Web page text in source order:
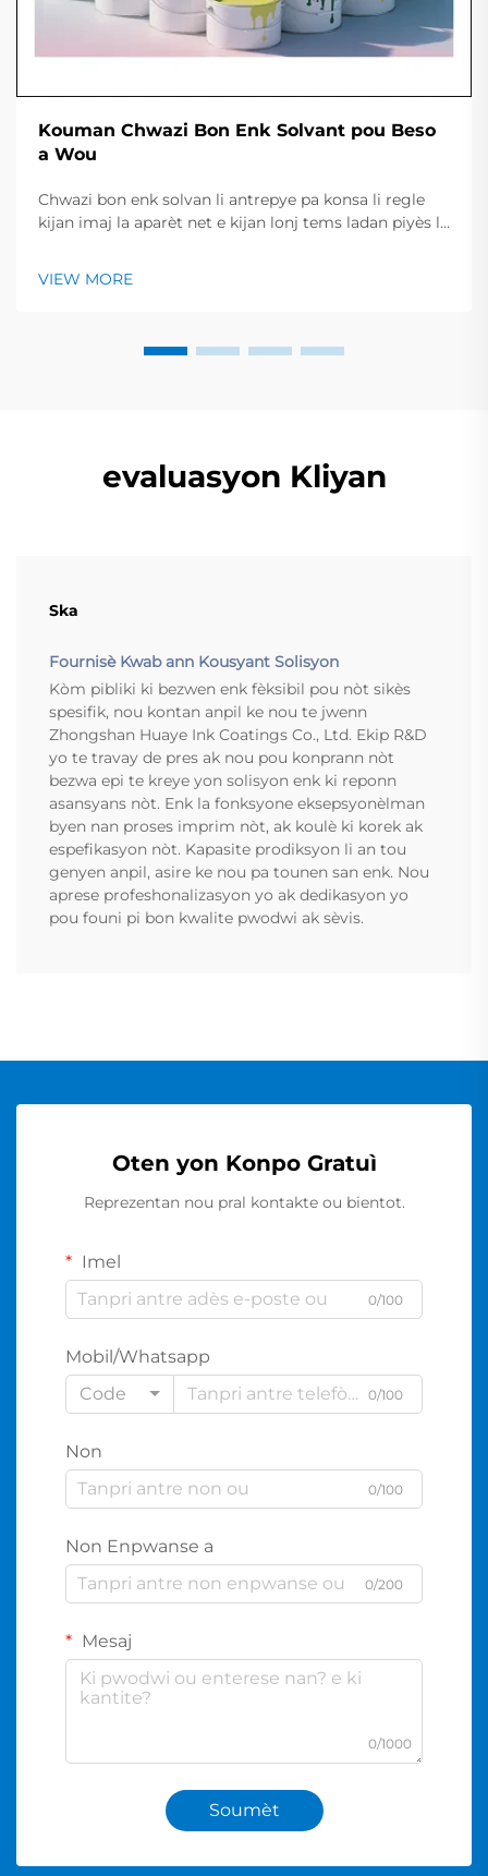
Kouman Chwazi Bon Enk Solvant pou Beso
a Wou
Chwazi bon enk solvan li antrepye pa konsa li regle
kijan imaj la aparèt net e kijan lonj tems ladan piyès la
esentiel pou chek avan...
VIEW MORE
evaluasyon Kliyan
Ska
Fournisè Kwab ann Kousyant Solisyon
Kòm pibliki ki bezwen enk fèksibil pou nòt sikès
spesifik, nou kontan anpil ke nou te jwenn
Zhongshan Huaye Ink Coatings Co., Ltd. Ekip R&D
yo te travay de pres ak nou pou konprann nòt
bezwa epi te kreye yon solisyon enk ki reponn
asansyans nòt. Enk la fonksyone eksepsyonèlman
byen nan proses imprim nòt, ak koulè ki korek ak
espefikasyon nòt. Kapasite prodiksyon li an tou
genyen anpil, asire ke nou pa tounen san enk. Nou
aprese profeshonalizasyon yo ak dedikasyon yo
pou founi pi bon kwalite pwodwi ak sèvis.
Oten yon Konpo Gratuì
Reprezentan nou pral kontakte ou bientot.
Imel
0/100
Mobil/Whatsapp
Code
0/100
Non
0/100
Non Enpwanse a
0/200
Mesaj
0/1000
Soumèt